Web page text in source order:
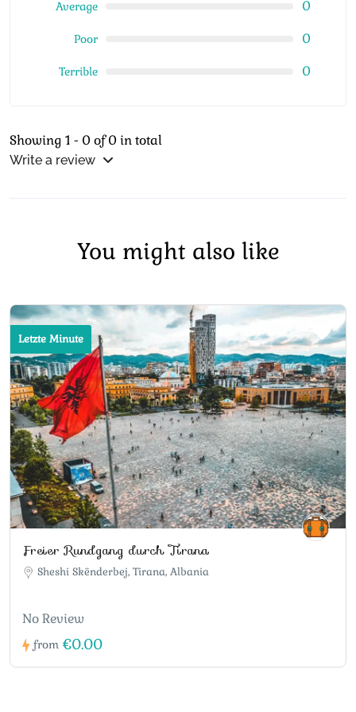
Average 0
Poor 0
Terrible 0
Showing 1 - 0 of 0 in total
Write a review
You might also like
Letzte Minute
Freier Rundgang durch Tirana
Sheshi Skënderbej, Tirana, Albania
No Review
from €0.00